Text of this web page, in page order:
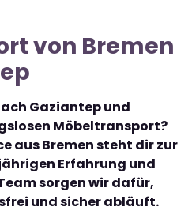
von Bremen
Gaziantep und
Möbeltransport?
aus Bremen steht dir zur
Erfahrung und
sorgen wir dafür,
und sicher abläuft.